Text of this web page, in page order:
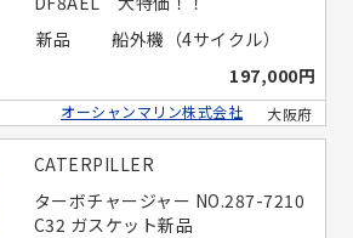
新品
船外機（4サイクル）
197,000円
大阪府
オーシャンマリン株式会社
CATERPILLER
ターボチャージャー NO.287-7210
C32 ガスケット新品